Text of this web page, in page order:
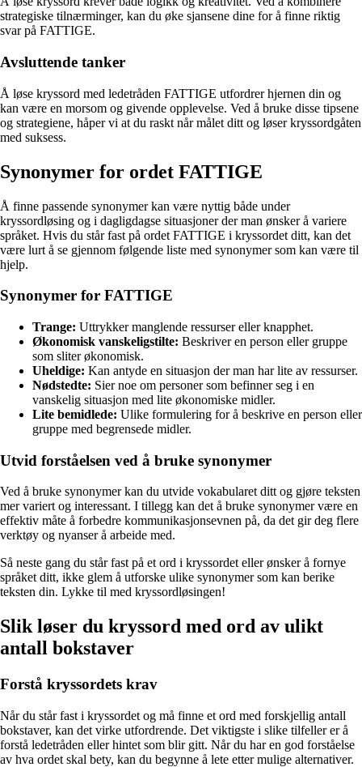
strategiske tilnærminger, kan du øke sjansene dine for å finne riktig
svar på FATTIGE.
Avsluttende tanker
Å løse kryssord med ledetråden FATTIGE utfordrer hjernen din og
kan være en morsom og givende opplevelse. Ved å bruke disse tipsene
og strategiene, håper vi at du raskt når målet ditt og løser kryssordgåten
med suksess.
Synonymer for ordet FATTIGE
Å finne passende synonymer kan være nyttig både under
kryssordløsing og i dagligdagse situasjoner der man ønsker å variere
språket. Hvis du står fast på ordet FATTIGE i kryssordet ditt, kan det
være lurt å se gjennom følgende liste med synonymer som kan være til
hjelp.
Synonymer for FATTIGE
Trange: Uttrykker manglende ressurser eller knapphet.
Økonomisk vanskeligstilte: Beskriver en person eller gruppe
som sliter økonomisk.
Uheldige: Kan antyde en situasjon der man har lite av ressurser.
Nødstedte: Sier noe om personer som befinner seg i en
vanskelig situasjon med lite økonomiske midler.
Lite bemidlede: Ulike formulering for å beskrive en person eller
gruppe med begrensede midler.
Utvid forståelsen ved å bruke synonymer
Ved å bruke synonymer kan du utvide vokabularet ditt og gjøre teksten
mer variert og interessant. I tillegg kan det å bruke synonymer være en
effektiv måte å forbedre kommunikasjonsevnen på, da det gir deg flere
verktøy og nyanser å arbeide med.
Så neste gang du står fast på et ord i kryssordet eller ønsker å fornye
språket ditt, ikke glem å utforske ulike synonymer som kan berike
teksten din. Lykke til med kryssordløsingen!
Slik løser du kryssord med ord av ulikt
antall bokstaver
Forstå kryssordets krav
Når du står fast i kryssordet og må finne et ord med forskjellig antall
bokstaver, kan det virke utfordrende. Det viktigste i slike tilfeller er å
forstå ledetråden eller hintet som blir gitt. Når du har en god forståelse
av hva ordet skal bety, kan du begynne å lete etter mulige alternativer.